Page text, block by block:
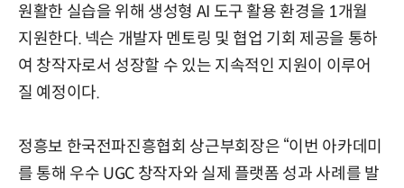
원활한 실습을 위해 생성형 AI 도구 활용 환경을 1개월
지원한다. 넥슨 개발자 멘토링 및 협업 기회 제공을 통하
여 창작자로서 성장할 수 있는 지속적인 지원이 이루어
질 예정이다.
정흥보 한국전파진흥협회 상근부회장은 “이번 아카데미
를 통해 우수 UGC 창작자와 실제 플랫폼 성과 사례를 발